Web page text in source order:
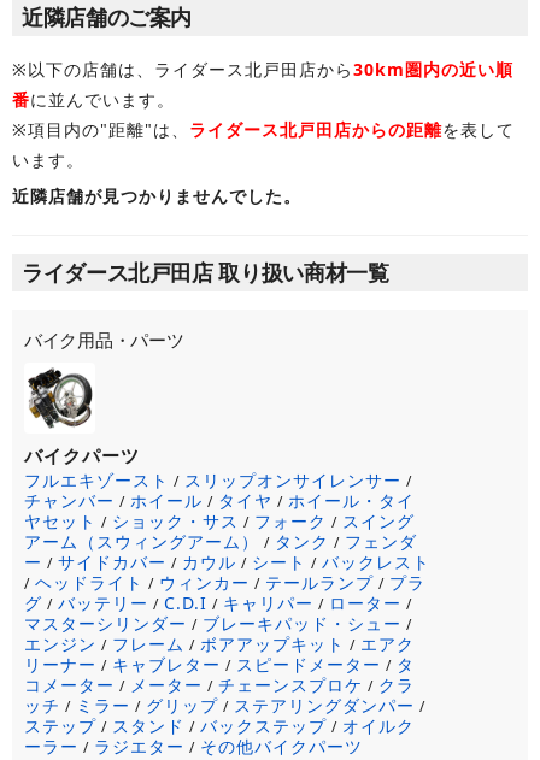
近隣店舗のご案内
※以下の店舗は、ライダース北戸田店から30km圏内の近い順
番に並んでいます。
※項目内の"距離"は、 ライダース北戸田店からの距離を表して
います。
近隣店舗が見つかりませんでした。
ライダース北戸田店 取り扱い商材一覧
バイク用品・パーツ
バイクパーツ
フルエキゾースト / スリップオンサイレンサー /
チャンバー / ホイール / タイヤ / ホイール・タイ
ヤセット / ショック・サス / フォーク / スイング
アーム（スウィングアーム）
/ タンク / フェンダ
ー / サイドカバー / カウル / シート / バックレスト
/ ヘッドライト / ウィンカー / テールランプ / プラ
グ / バッテリー / C.D.I / キャリパー / ローター /
マスターシリンダー / ブレーキパッド・シュー /
エンジン / フレーム / ボアアップキット / エアク
リーナー / キャブレター / スピードメーター / タ
コメーター / メーター / チェーンスプロケ / クラ
ッチ / ミラー / グリップ / ステアリングダンパー /
ステップ / スタンド / バックステップ / オイルク
ーラー / ラジエター / その他バイクパーツ